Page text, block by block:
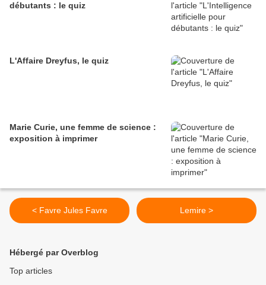
débutants : le quiz
L'Affaire Dreyfus, le quiz
Marie Curie, une femme de science :
exposition à imprimer
< Favre Jules Favre Lemire >
Hébergé par Overblog
Top articles